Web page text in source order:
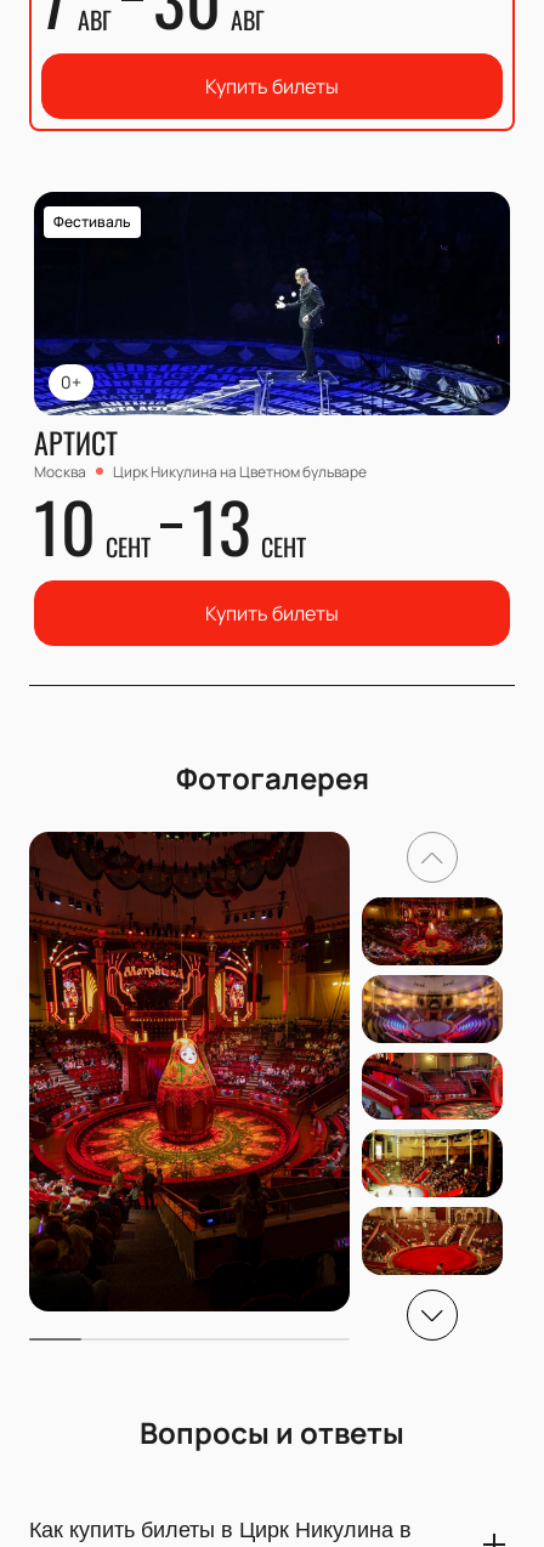
АВГ АВГ
Купить билеты
0+
Фестиваль
АРТИСТ
Москва Цирк Никулина на Цветном бульваре
10 СЕНТ 13 СЕНТ
Купить билеты
Фотогалерея
Вопросы и ответы
Как купить билеты в Цирк Никулина в